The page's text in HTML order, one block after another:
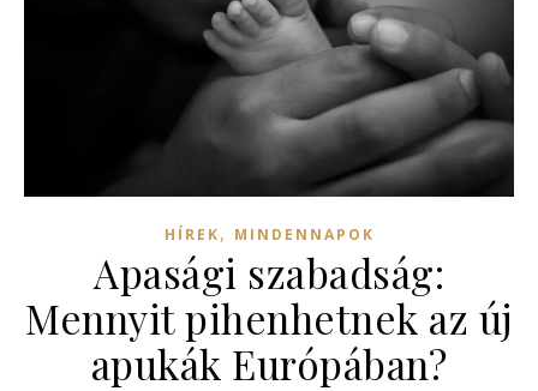
HÍREK, MINDENNAPOK
Apasági szabadság:
Mennyit pihenhetnek az új
apukák Európában?